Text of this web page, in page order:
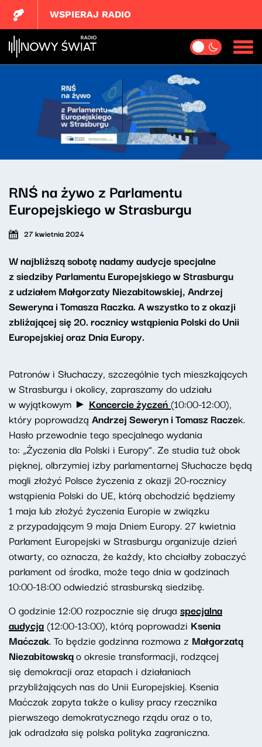
WSPIERAJ RADIO
RNŚ na żywo z Parlamentu
Europejskiego w Strasburgu
27 kwietnia 2024
W najbliższą sobotę nadamy audycje specjalne
z siedziby Parlamentu Europejskiego w Strasburgu
z udziałem Małgorzaty Niezabitowskiej, Andrzej
Seweryna i Tomasza Raczka. A wszystko to z okazji
zbliżającej się 20. rocznicy wstąpienia Polski do Unii
Europejskiej oraz Dnia Europy.
Patronów i Słuchaczy, szczególnie tych mieszkających
w Strasburgu i okolicy, zapraszamy do udziału
w wyjątkowym ► Koncercie życzeń(10:00-12:00),
który poprowadzą Andrzej Seweryn i Tomasz Raczek.
Hasło przewodnie tego specjalnego wydania
to: „Życzenia dla Polski i Europy”. Ze studia tuż obok
pięknej, olbrzymiej izby parlamentarnej Słuchacze będą
mogli złożyć Polsce życzenia z okazji 20-rocznicy
wstąpienia Polski do UE, którą obchodzić będziemy
1 maja lub złożyć życzenia Europie w związku
z przypadającym 9 maja Dniem Europy. 27 kwietnia
Parlament Europejski w Strasburgu organizuje dzień
otwarty, co oznacza, że każdy, kto chciałby zobaczyć
parlament od środka, może tego dnia w godzinach
10:00-18:00 odwiedzić strasburską siedzibę.
O godzinie 12:00 rozpocznie się druga specjalna
audycja(12:00-13:00), którą poprowadzi Ksenia
Maćczak. To będzie godzinna rozmowa z Małgorzatą
Niezabitowskąo okresie transformacji, rodzącej
się demokracji oraz etapach i działaniach
przybliżających nas do Unii Europejskiej. Ksenia
Maćczak zapyta także o kulisy pracy rzecznika
pierwszego demokratycznego rządu oraz o to,
jak odradzała się polska polityka zagraniczna.